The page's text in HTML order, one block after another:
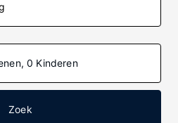
0 Kinderen
Zoek